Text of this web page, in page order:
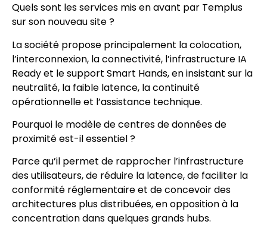
Quels sont les services mis en avant par Templus
sur son nouveau site ?
La société propose principalement la colocation,
l’interconnexion, la connectivité, l’infrastructure IA
Ready et le support Smart Hands, en insistant sur la
neutralité, la faible latence, la continuité
opérationnelle et l’assistance technique.
Pourquoi le modèle de centres de données de
proximité est-il essentiel ?
Parce qu’il permet de rapprocher l’infrastructure
des utilisateurs, de réduire la latence, de faciliter la
conformité réglementaire et de concevoir des
architectures plus distribuées, en opposition à la
concentration dans quelques grands hubs.